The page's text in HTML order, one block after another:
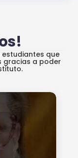
que
gracias a poder